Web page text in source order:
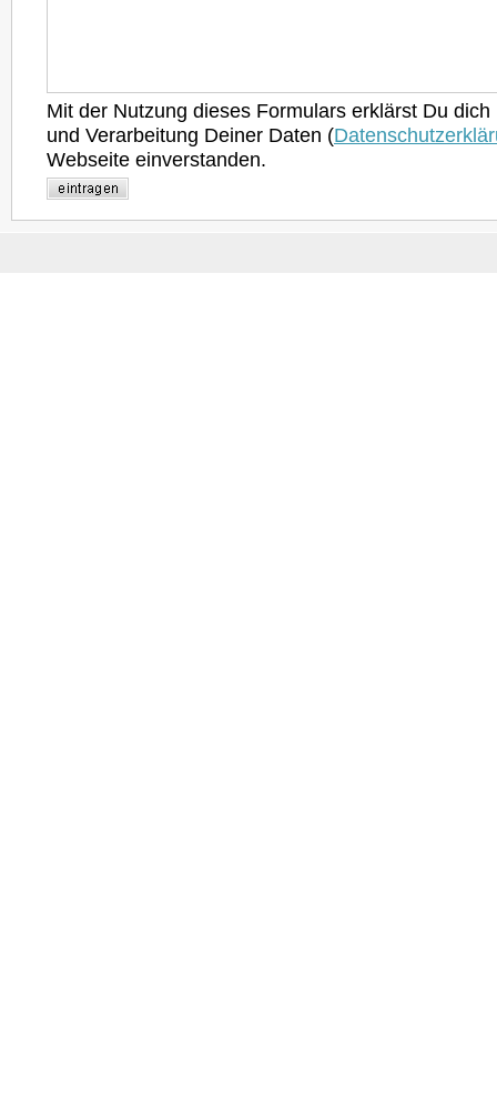
Mit der Nutzung dieses Formulars erklärst Du
und Verarbeitung Deiner Daten (
Webseite einverstanden.